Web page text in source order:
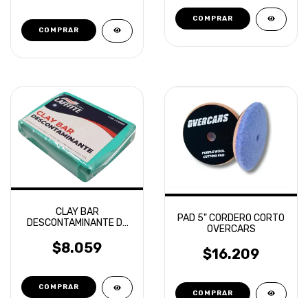
CLAY BAR
DESCONTAMINANTE DE
DETAILING 180GR
$8.059
PAD 5" CORDERO CORTO
OVERCARS
$16.209